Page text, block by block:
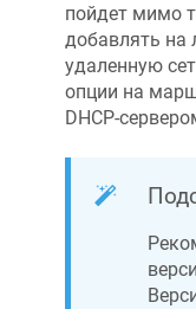
пойдет мимо
добавлять
удаленную
опции на
DHCP-